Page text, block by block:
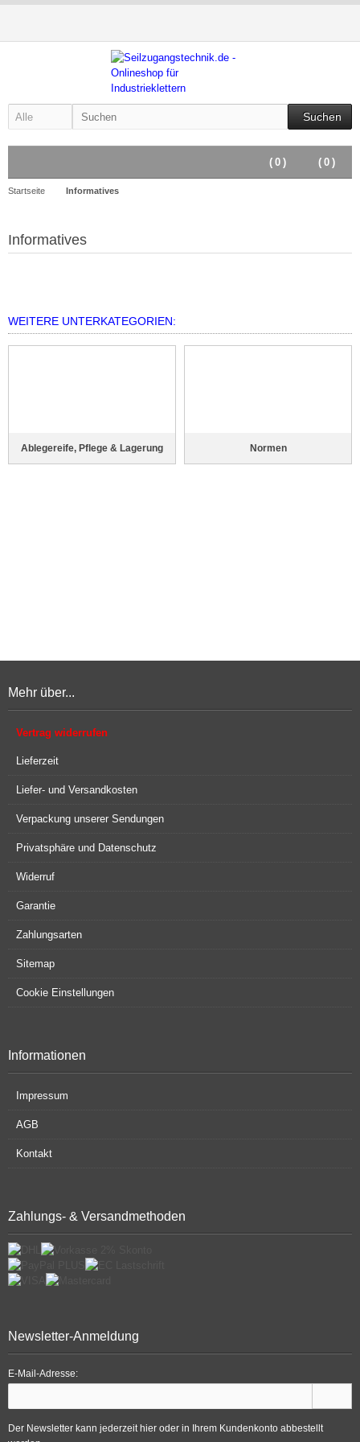
Suchen
( 0 )
( 0 )
Startseite Informatives
Informatives
WEITERE UNTERKATEGORIEN:
Ablegereife, Pflege & Lagerung Normen
Mehr über...
Vertrag widerrufen
Lieferzeit
Liefer- und Versandkosten
Verpackung unserer Sendungen
Privatsphäre und Datenschutz
Widerruf
Garantie
Zahlungsarten
Sitemap
Cookie Einstellungen
Informationen
Impressum
AGB
Kontakt
Zahlungs- & Versandmethoden
Newsletter-Anmeldung
E-Mail-Adresse:
Der Newsletter kann jederzeit hier oder in Ihrem Kundenkonto abbestellt